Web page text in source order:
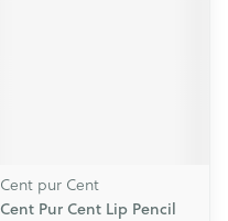
Cent pur Cent
Cent Pur Cent Lip Pencil